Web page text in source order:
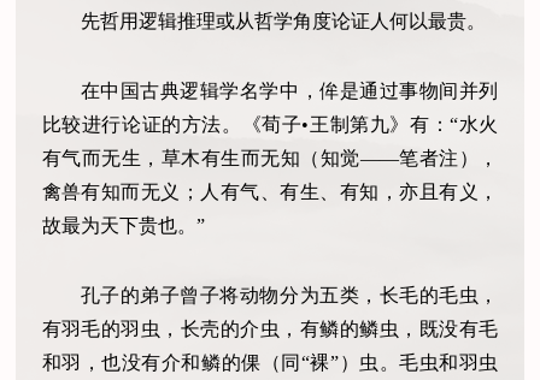
先哲用逻辑推理或从哲学角度论证人何以最贵。
在中国古典逻辑学名学中，侔是通过事物间并列
比较进行论证的方法。《荀子•王制第九》有：“水火
有气而无生，草木有生而无知（知觉——笔者注），
禽兽有知而无义；人有气、有生、有知，亦且有义，
故最为天下贵也。”
孔子的弟子曾子将动物分为五类，长毛的毛虫，
有羽毛的羽虫，长壳的介虫，有鳞的鳞虫，既没有毛
和羽，也没有介和鳞的倮（同“裸”）虫。毛虫和羽虫